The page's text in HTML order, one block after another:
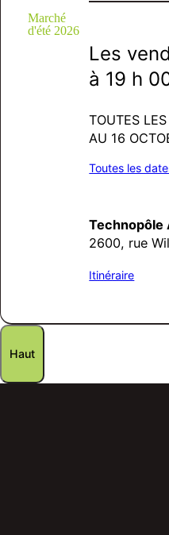
Marché
d'été 2026
Les
à 19 h
TOUTES
AU 16
Toutes les
Technopôle
2600, rue
Itinéraire
Haut